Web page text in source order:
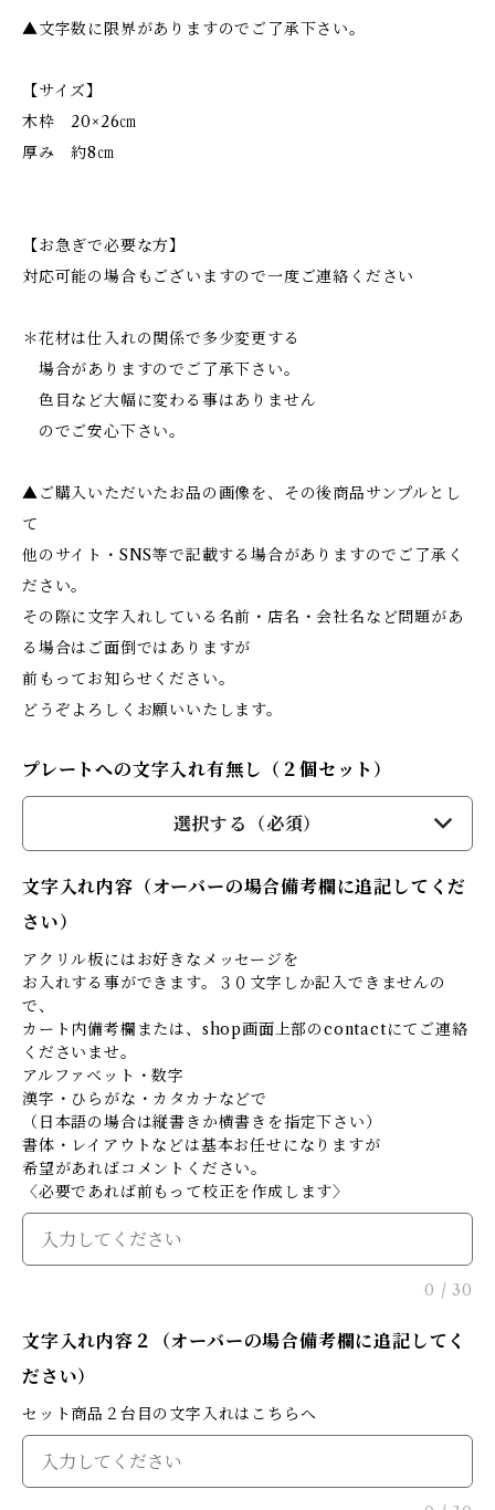
▲文字数に限界がありますのでご了承下さい。
【サイズ】
木枠 20×26㎝
厚み 約8㎝
【お急ぎで必要な方】
対応可能の場合もございますので一度ご連絡ください
＊花材は仕入れの関係で多少変更する
場合がありますのでご了承下さい。
色目など大幅に変わる事はありません
のでご安心下さい。
▲ご購入いただいたお品の画像を、その後商品サンプルとし
て
他のサイト・SNS等で記載する場合がありますのでご了承く
ださい。
その際に文字入れしている名前・店名・会社名など問題があ
る場合はご面倒ではありますが
前もってお知らせください。
どうぞよろしくお願いいたします。
プレートへの文字入れ有無し（２個セット）
選択する（必須）
文字入れ内容（オーバーの場合備考欄に追記してくだ
さい）
アクリル板にはお好きなメッセージを
お入れする事ができます。３０文字しか記入できませんの
で、
カート内備考欄または、shop画面上部のcontactにてご連絡
くださいませ。
アルファベット・数字
漢字・ひらがな・カタカナなどで
（日本語の場合は縦書きか横書きを指定下さい）
書体・レイアウトなどは基本お任せになりますが
希望があればコメントください。
〈必要であれば前もって校正を作成します〉
0 / 30
文字入れ内容２（オーバーの場合備考欄に追記してく
ださい）
セット商品２台目の文字入れはこちらへ